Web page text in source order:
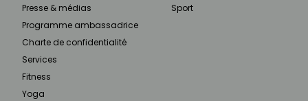
Presse & médias
Programme ambassadrice
Charte de confidentialité
Services
Fitness
Yoga
Sport